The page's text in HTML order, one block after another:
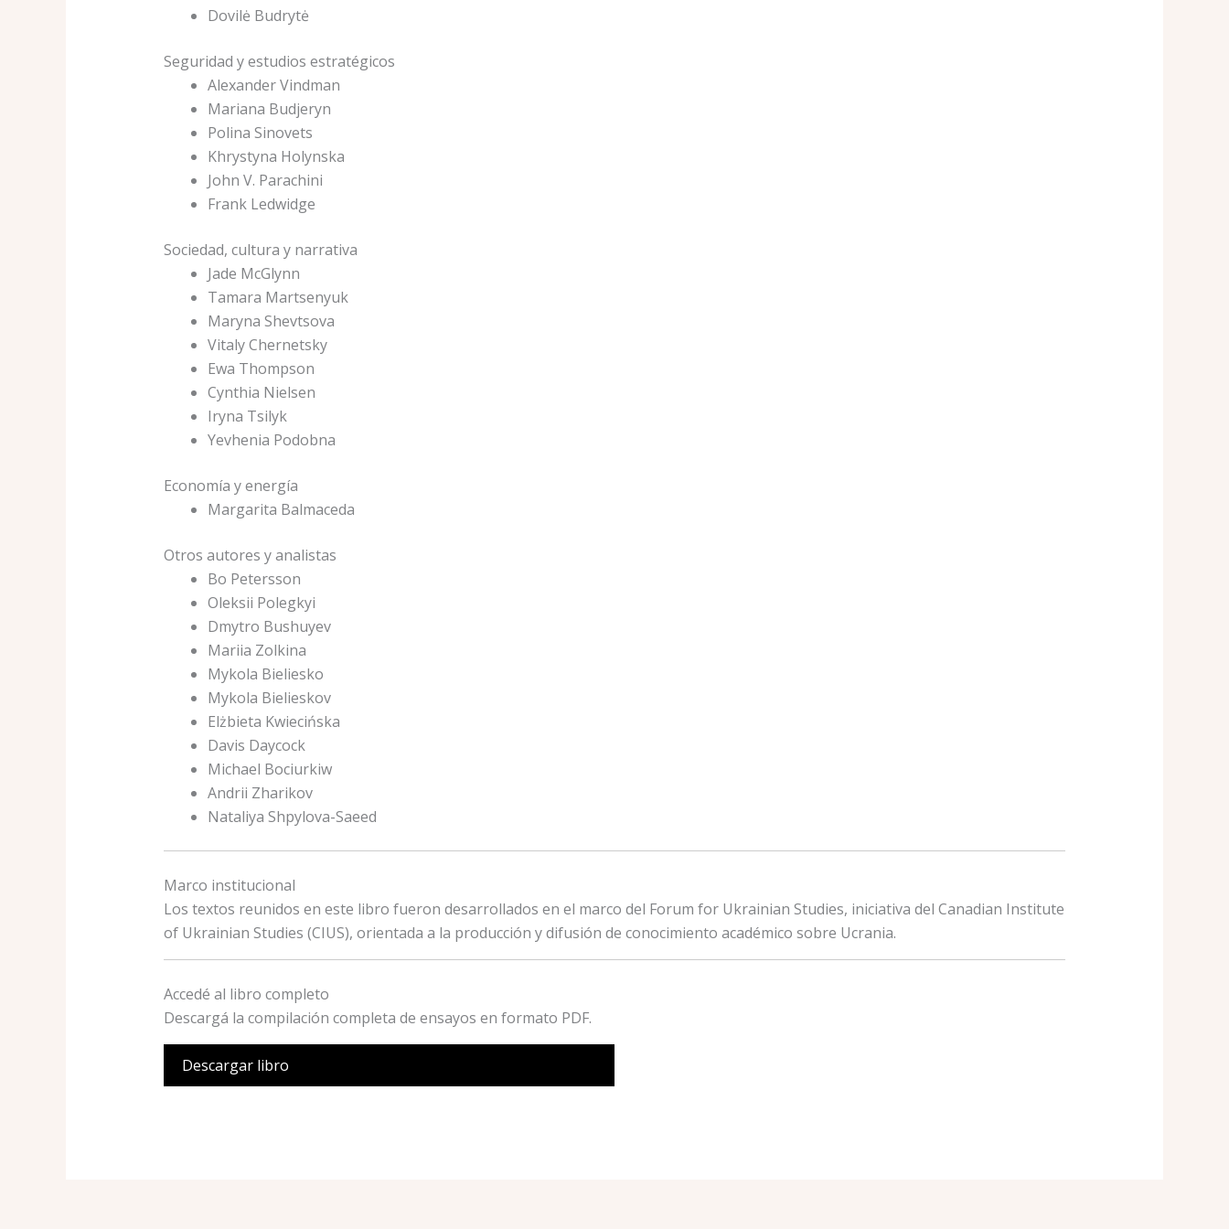
Dovilė Budrytė
Seguridad y estudios estratégicos
Alexander Vindman
Mariana Budjeryn
Polina Sinovets
Khrystyna Holynska
John V. Parachini
Frank Ledwidge
Sociedad, cultura y narrativa
Jade McGlynn
Tamara Martsenyuk
Maryna Shevtsova
Vitaly Chernetsky
Ewa Thompson
Cynthia Nielsen
Iryna Tsilyk
Yevhenia Podobna
Economía y energía
Margarita Balmaceda
Otros autores y analistas
Bo Petersson
Oleksii Polegkyi
Dmytro Bushuyev
Mariia Zolkina
Mykola Bieliesko
Mykola Bielieskov
Elżbieta Kwiecińska
Davis Daycock
Michael Bociurkiw
Andrii Zharikov
Nataliya Shpylova-Saeed
Marco institucional
Los textos reunidos en este libro fueron desarrollados en el marco del Forum for Ukrainian Studies, iniciativa del Canadian Institute
of Ukrainian Studies (CIUS), orientada a la producción y difusión de conocimiento académico sobre Ucrania.
Accedé al libro completo
Descargá la compilación completa de ensayos en formato PDF.
Descargar libro